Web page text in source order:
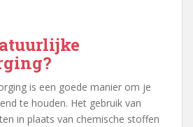
is een goede manier om je
te houden. Het gebruik van
in plaats van chemische stoffen